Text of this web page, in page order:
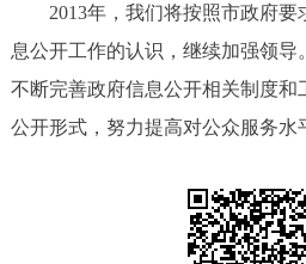
2013年，我们将按照市政府要
息公开工作的认识，继续加强领导
不断完善政府信息公开相关制度和
公开形式，努力提高对公众服务水